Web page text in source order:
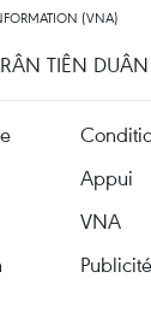
(VNA)
TIÊN DUÂN
Appui
VNA
Publicité